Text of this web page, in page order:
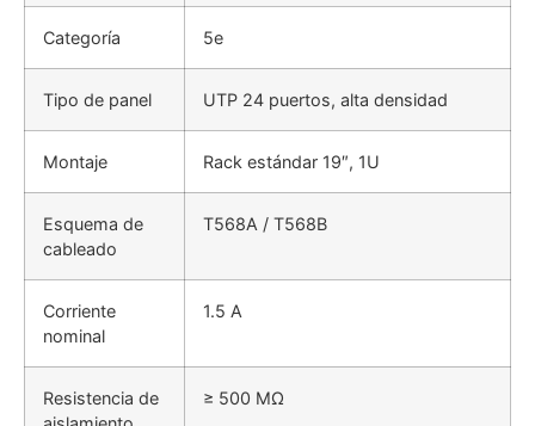
Categoría 5e
Tipo de panel UTP 24 puertos, alta densidad
Montaje Rack estándar 19″, 1U
Esquema de
cableado
T568A / T568B
Corriente
nominal
1.5 A
Resistencia de
≥ 500 MΩ